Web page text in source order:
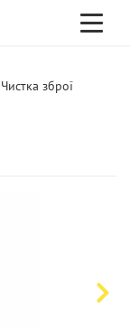
Toggle
Чистка зброї